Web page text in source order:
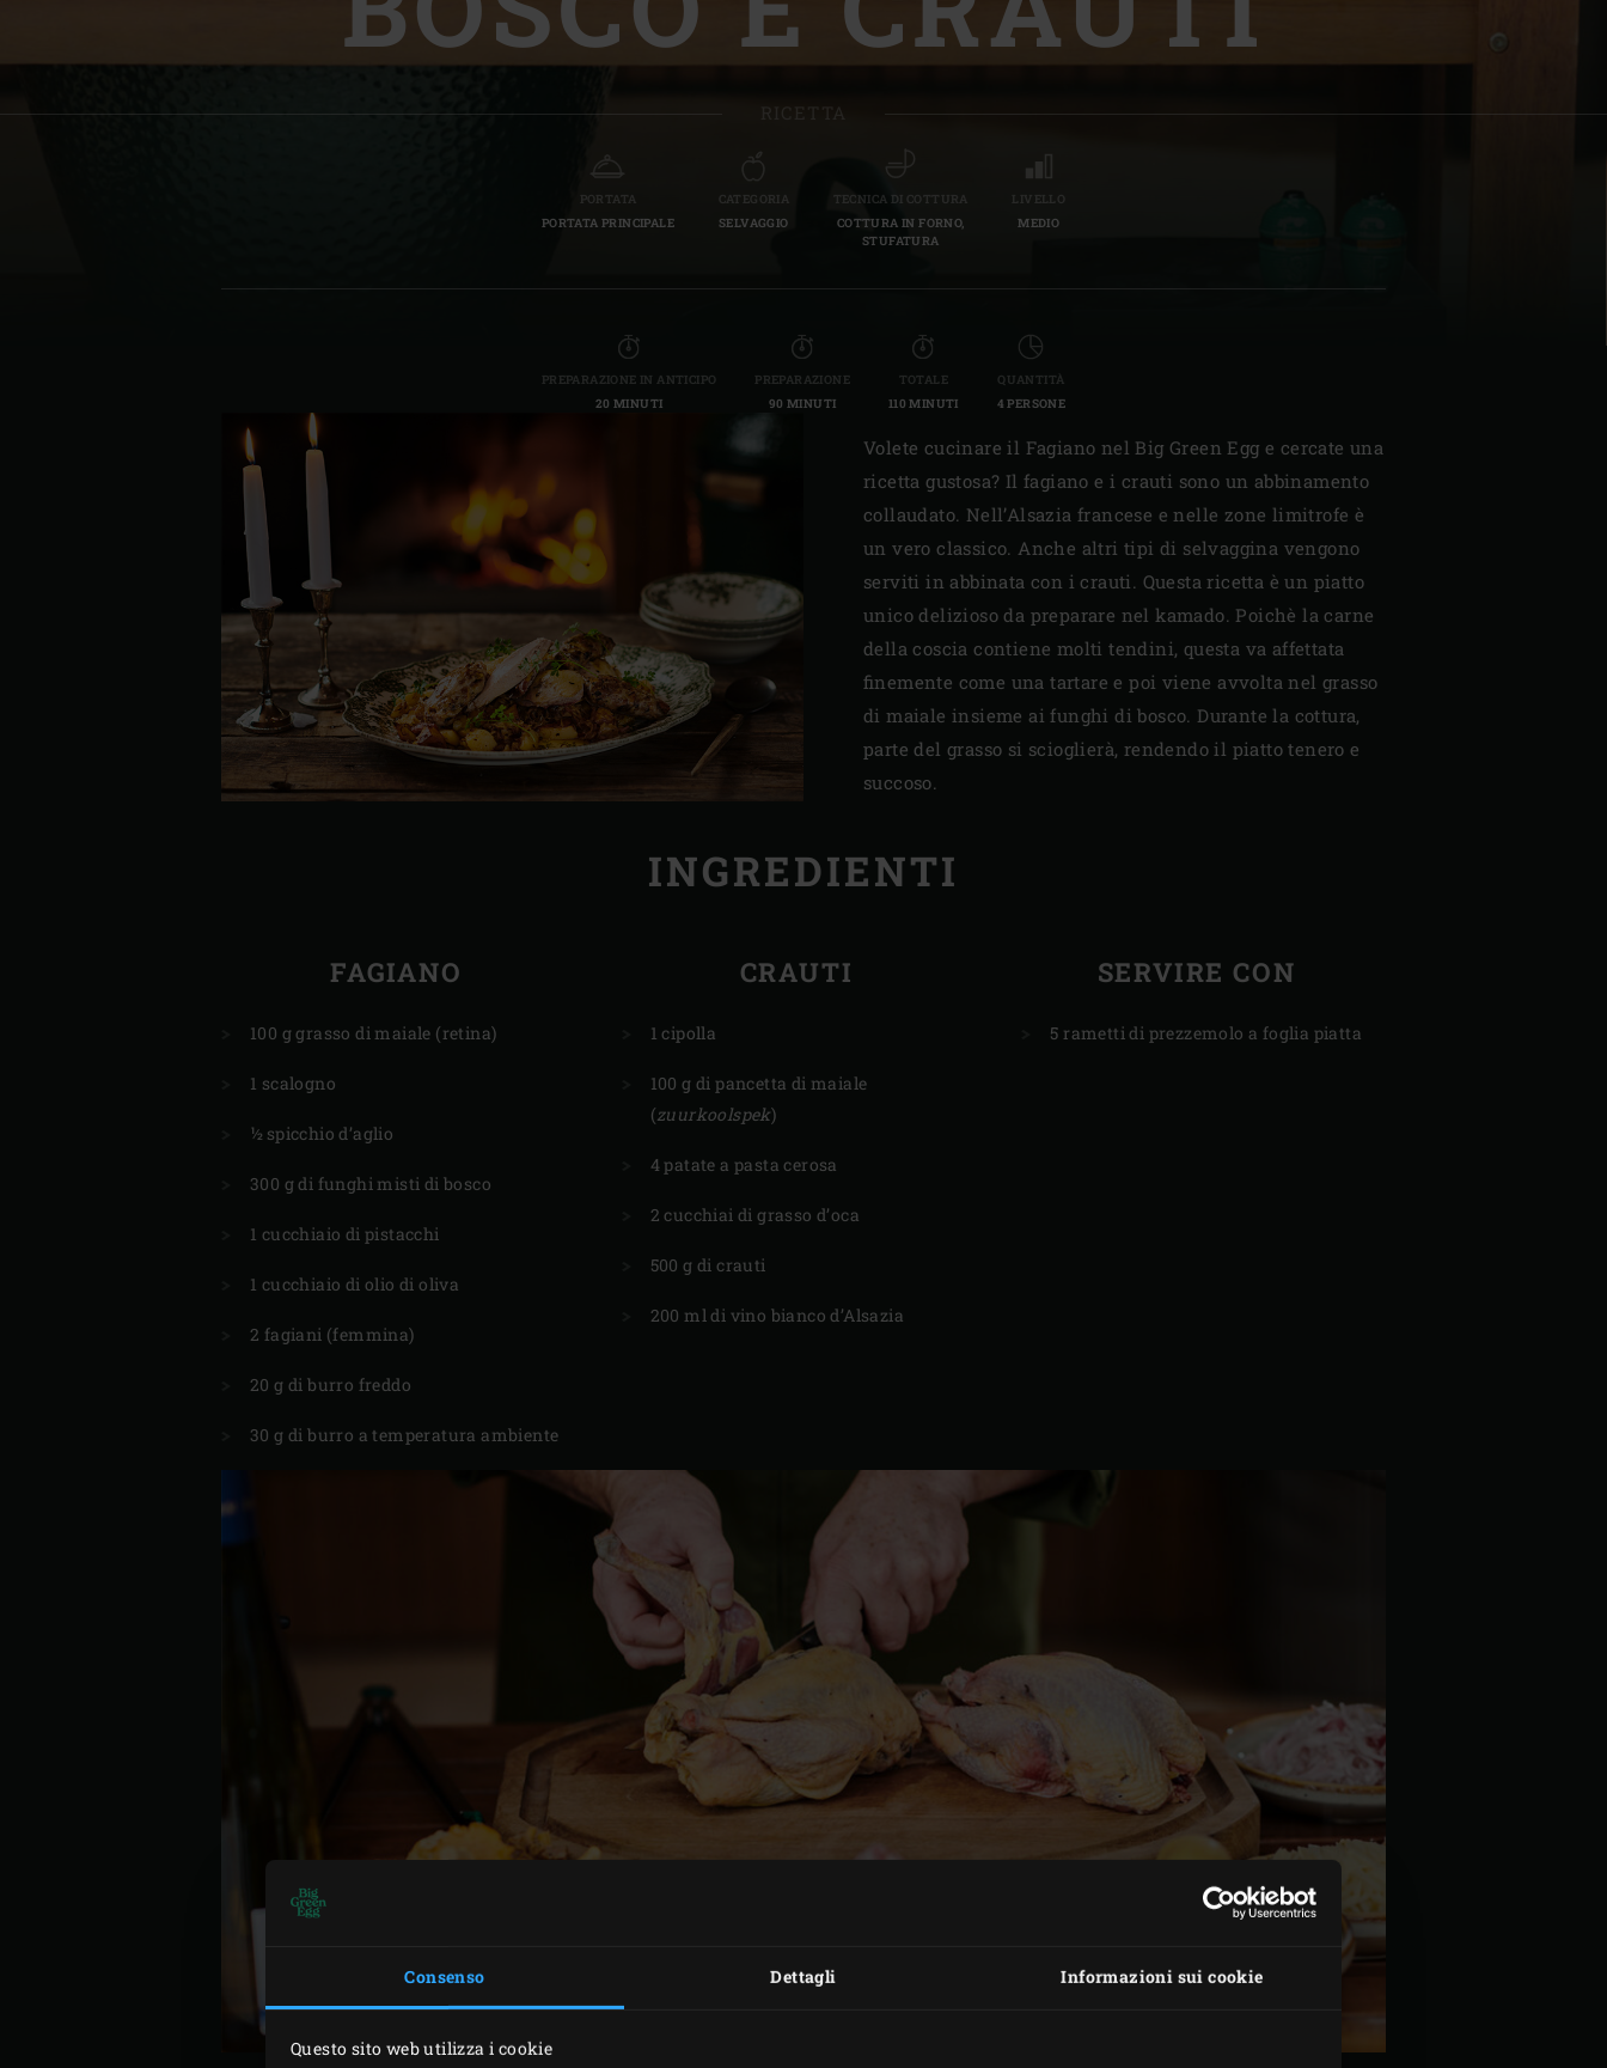
Consenso Dettagli Informazioni sui cookie
Questo sito web utilizza i cookie
Denmark | Danmark
Greece | Ελλάδα
Slovenia | Slovenija
Switzerland (French) | Schweiz (Français)
Switzerland | Schweiz
Turkey | Türkiye
RICETTA
PORTATA
PORTATA PRINCIPALE
CATEGORIA
SELVAGGIO
TECNICA DI COTTURA
COTTURA IN FORNO,
STUFATURA
LIVELLO
MEDIO
PREPARAZIONE IN ANTICIPO
20 MINUTI
PREPARAZIONE
90 MINUTI
TOTALE
110 MINUTI
QUANTITÀ
4 PERSONE
Volete cucinare il Fagiano nel Big Green Egg e cercate una
ricetta gustosa? Il fagiano e i crauti sono un abbinamento
collaudato. Nell’Alsazia francese e nelle zone limitrofe è
un vero classico. Anche altri tipi di selvaggina vengono
serviti in abbinata con i crauti. Questa ricetta è un piatto
unico delizioso da preparare nel kamado. Poichè la carne
della coscia contiene molti tendini, questa va affettata
finemente come una tartare e poi viene avvolta nel grasso
di maiale insieme ai funghi di bosco. Durante la cottura,
parte del grasso si scioglierà, rendendo il piatto tenero e
succoso.
INGREDIENTI
FAGIANO
100 g grasso di maiale (retina)
1 scalogno
½ spicchio d’aglio
300 g di funghi misti di bosco
1 cucchiaio di pistacchi
1 cucchiaio di olio di oliva
2 fagiani (femmina)
20 g di burro freddo
30 g di burro a temperatura ambiente
CRAUTI
1 cipolla
100 g di pancetta di maiale
(zuurkoolspek)
4 patate a pasta cerosa
2 cucchiai di grasso d’oca
500 g di crauti
200 ml di vino bianco d’Alsazia
SERVIRE CON
5 rametti di prezzemolo a foglia piatta